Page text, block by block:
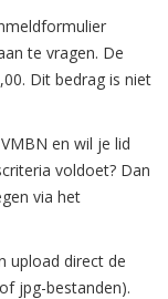
te vragen. De
Dit bedrag is niet
en wil je lid
voldoet? Dan
via het
upload direct de
jpg-bestanden).